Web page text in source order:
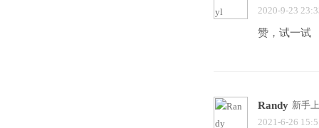
2020-9-23
赞，试一试
Randy 新手
2021-6-26